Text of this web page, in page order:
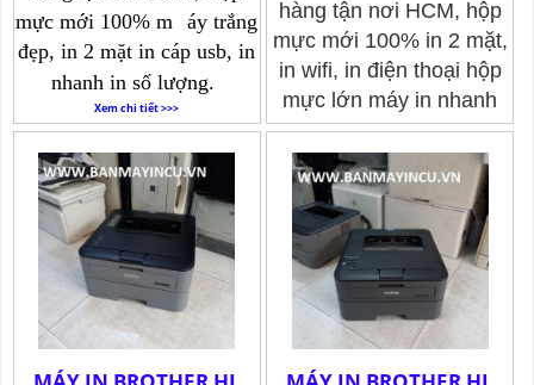
mực mới 100% m
áy trắng
đẹp, in 2 mặt in cáp usb, in
nhanh in số lượng.
Xem chi tiết >>>
hàng tận nơi HCM, hộp
mực mới 100% in 2 mặt,
in wifi, in điện thoại hộp
mực lớn máy in nhanh
a4a5.
Xem chi tiết >>>